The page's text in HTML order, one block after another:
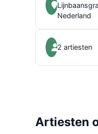
Nederland
2 artiesten
Artiesten